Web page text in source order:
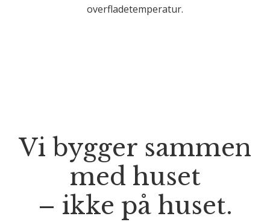
overfladetemperatur.
Vi bygger sammen
med huset
– ikke på huset.